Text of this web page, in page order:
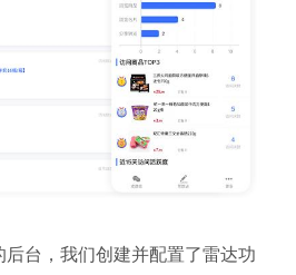
后台，我们创建并配置了雷达功